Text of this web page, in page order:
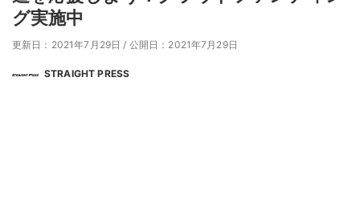
グ実施中
更新日：2021年7月29日 / 公開日：2021年7月29日
STRAIGHT PRESS